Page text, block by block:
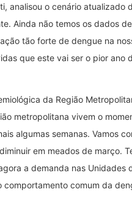
analisou o cenário atualizado
Ainda não temos os dados
tão forte de dengue na
que este vai ser o pior ano
da Região
metropolitana vivem o
algumas semanas. Vamos
em meados de março.
a demanda nas Unidades
comum da